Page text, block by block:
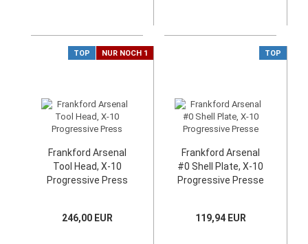
TOP NUR NOCH 1
Frankford Arsenal
Tool Head, X-10
Progressive Press
246,00 EUR
TOP
Frankford Arsenal
#0 Shell Plate, X-10
Progressive Presse
119,94 EUR